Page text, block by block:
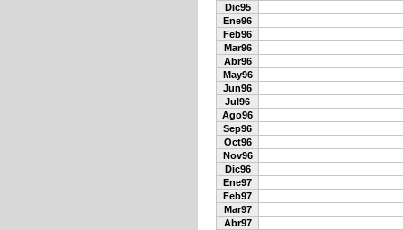
Dic95
Ene96
Feb96
Mar96
Abr96
May96
Jun96
Jul96
Ago96
Sep96
Oct96
Nov96
Dic96
Ene97
Feb97
Mar97
Abr97